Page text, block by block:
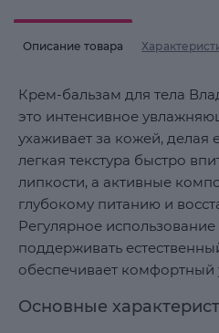
Описание товара
Крем-бальзам для тела
это интенсивное
ухаживает за кожей, делая
легкая текстура быстро
липкости, а активные
глубокому питанию и
Регулярное
поддерживать
обеспечивает комфортный
Основные